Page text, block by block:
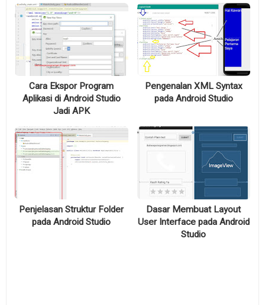
Cara Ekspor Program
Aplikasi di Android Studio
Jadi APK
Pengenalan XML Syntax
pada Android Studio
Penjelasan Struktur Folder
pada Android Studio
Dasar Membuat Layout
User Interface pada Android
Studio